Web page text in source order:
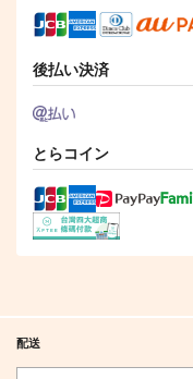
サンプル
後払い決済
とらコイン
配送